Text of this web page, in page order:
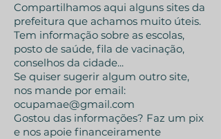
Compartilhamos aqui alguns sites da
prefeitura que achamos muito úteis.
Tem informação sobre as escolas,
posto de saúde, fila de vacinação,
conselhos da cidade...
Se quiser sugerir algum outro site,
nos mande por email:
ocupamae@gmail.com
Gostou das informações? Faz um pix
e nos apoie financeiramente